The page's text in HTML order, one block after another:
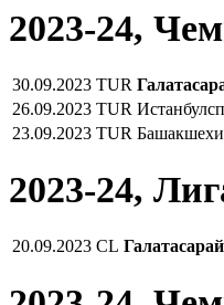
2023-24,
30.09.2023 TUR
26.09.2023 TUR
23.09.2023 TUR
2023-24,
20.09.2023 CL Галатасарай